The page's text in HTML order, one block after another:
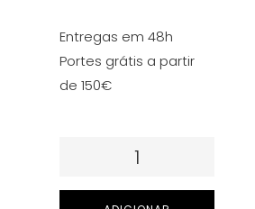
Entregas em 48h
Portes grátis a partir
de 150€
Quantidade